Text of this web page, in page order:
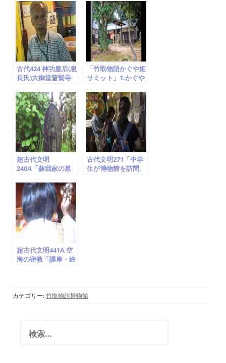
学の学生の街となっ
た
授かった」 (竹取翁
博物館)2014.5.8
古代424 神功皇后(息
長氏)大御堂普賢寺
城宮 かぐや姫 竹
取翁博物館
「竹取物語かぐや姫
サミット」1.かぐや
ぐり!! (竹取翁博物
館) 2014.2.1～2.2
超古代文明
240A「蘇我家の墓
鹿・馬子らの墓)、
甘樫丘の麓、神奈川
県藤沢 」竹取翁博物
館（国際かぐや姫学
会）2016.7.22
古代文明271「中学
生が博物館を訪問、
超古代文明441A 空
海の密教「護摩・終
翁博物館・国際かぐ
カテゴリー:竹取物語博物館